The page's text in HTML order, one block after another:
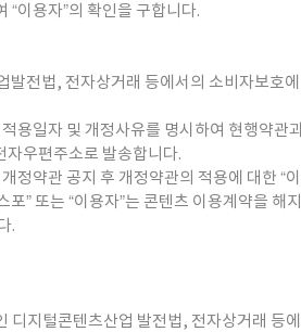
“이용자”의 확인을 구합니다.
전법, 전자상거래 등에서의 소비자보호
일자 및 개정사유를 명시하여 현행약관
자우편주소로 발송합니다.
약관 공지 후 개정약관의 적용에 대한 “
” 또는 “이용자”는 콘텐츠 이용계약을 해
.
디지털콘텐츠산업 발전법, 전자상거래 등